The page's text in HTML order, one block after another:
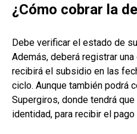
¿Cómo cobrar la
Debe verificar el estado de
Además, deberá registrar
recibirá el subsidio en las
ciclo. Aunque también podrá
Supergiros, donde tendrá
identidad, para recibir el